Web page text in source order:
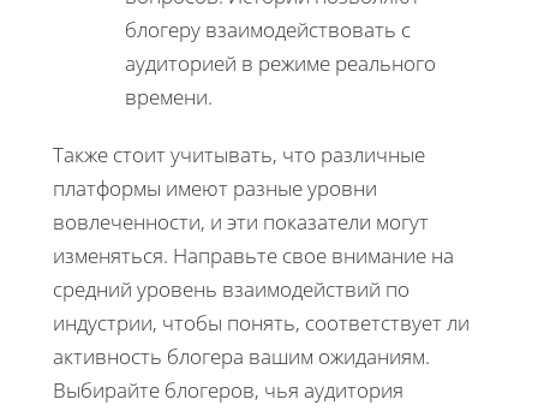
блогеру взаимодействовать с
аудиторией в режиме реального
времени.
Также стоит учитывать, что различные
платформы имеют разные уровни
вовлеченности, и эти показатели могут
изменяться. Направьте свое внимание на
средний уровень взаимодействий по
индустрии, чтобы понять, соответствует ли
активность блогера вашим ожиданиям.
Выбирайте блогеров, чья аудитория